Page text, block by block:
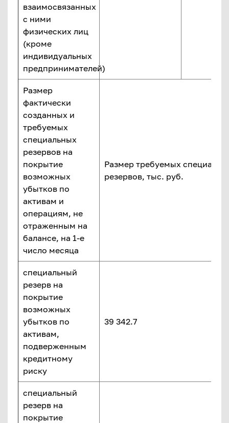
взаимосвязанных
с ними
физических лиц
(кроме
индивидуальных
предпринимателей)
Размер
фактически
созданных и
требуемых
специальных
резервов на
покрытие
возможных
убытков по
активам и
операциям, не
отраженным на
балансе, на 1-е
число месяца
Размер требуемых
резервов, тыс. руб.
специальный
резерв на
покрытие
возможных
убытков по
активам,
подверженным
кредитному
риску
39 342.7
специальный
резерв на
покрытие